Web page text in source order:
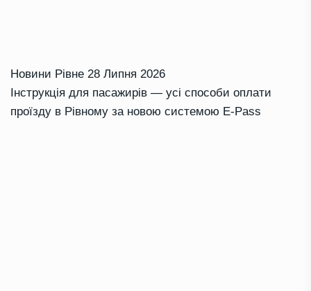
Новини Рівне 28 Липня 2026
Інструкція для пасажирів — усі способи оплати
проїзду в Рівному за новою системою E-Pass